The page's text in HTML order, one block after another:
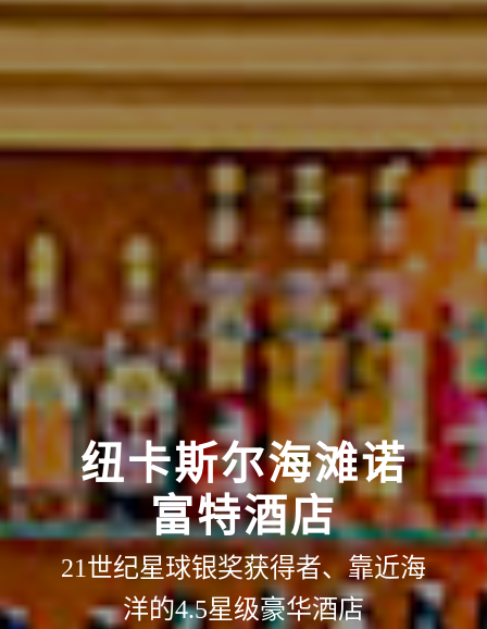
纽卡斯尔海滩诺
富特酒店
21世纪星球银奖获得者、靠近海
洋的4.5星级豪华酒店